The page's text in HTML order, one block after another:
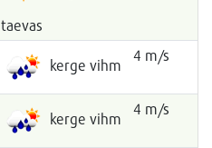
taevas
kerge vihm
4 m/s
kerge vihm
4 m/s